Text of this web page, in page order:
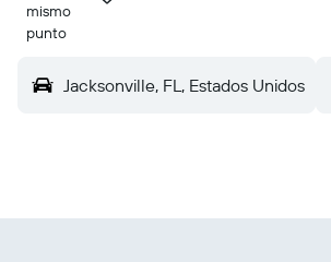
mismo
punto
Jacksonville, FL, Estados Unidos